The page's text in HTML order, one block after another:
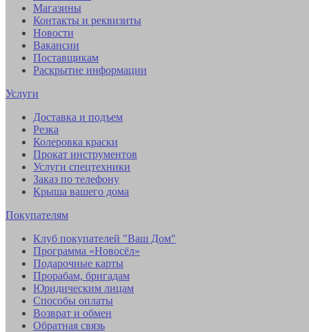
Магазины
Контакты и реквизиты
Новости
Вакансии
Поставщикам
Раскрытие информации
Услуги
Доставка и подъем
Резка
Колеровка краски
Прокат инструментов
Услуги спецтехники
Заказ по телефону
Крыша вашего дома
Покупателям
Клуб покупателей "Ваш Дом"
Программа «Новосёл»
Подарочные карты
Прорабам, бригадам
Юридическим лицам
Способы оплаты
Возврат и обмен
Обратная связь